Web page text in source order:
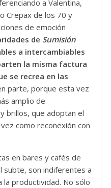
a Valentina,
Crepax de los 70 y
de emoción
de Sumisión
a intercambiables
la misma factura
se recrea en las
parte, porque esta vez
amplio de
brillos, que adoptan el
como reconexión con
en bares y cafés de
subte, son indiferentes a
la productividad. No sólo